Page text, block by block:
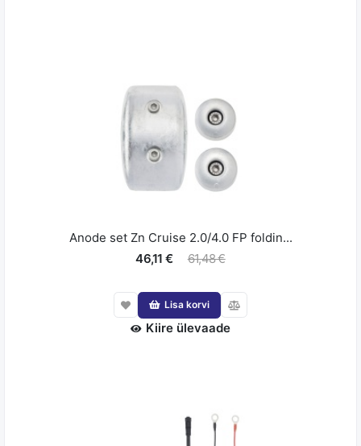
Anode set Zn Cruise 2.0/4.0 FP foldin...
46,11 €
61,48 €
Lisa korvi
Kiire ülevaade